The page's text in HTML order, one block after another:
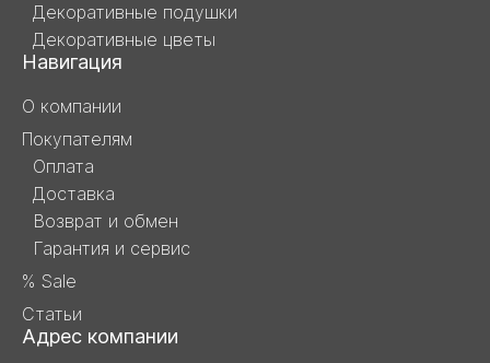
Декоративные подушки
Декоративные цветы
Навигация
О компании
Покупателям
Оплата
Доставка
Возврат и обмен
Гарантия и сервис
% Sale
Статьи
Адрес компании